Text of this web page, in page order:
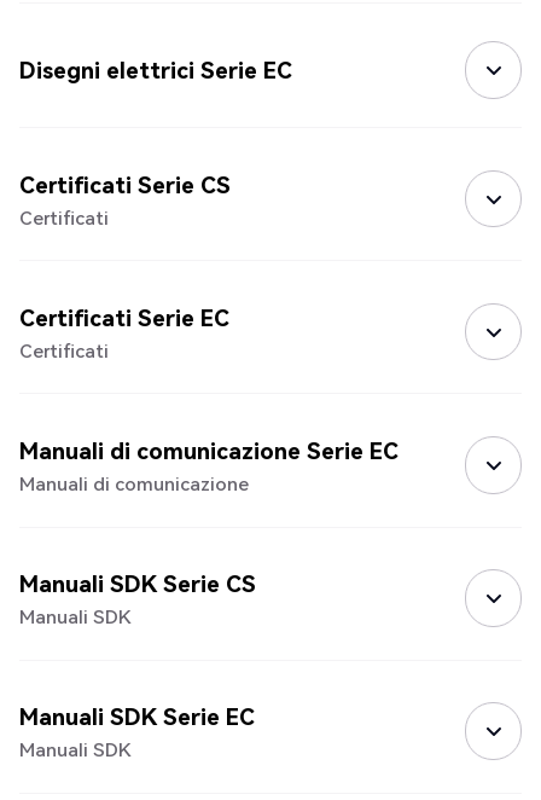
Disegni elettrici Serie EC
Certificati Serie CS
Certificati
Certificati Serie EC
Certificati
Manuali di comunicazione Serie EC
Manuali di comunicazione
Manuali SDK Serie CS
Manuali SDK
Manuali SDK Serie EC
Manuali SDK